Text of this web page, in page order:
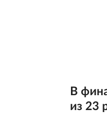
В
из 23